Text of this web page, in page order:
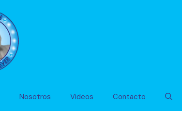
Nosotros Videos Contacto